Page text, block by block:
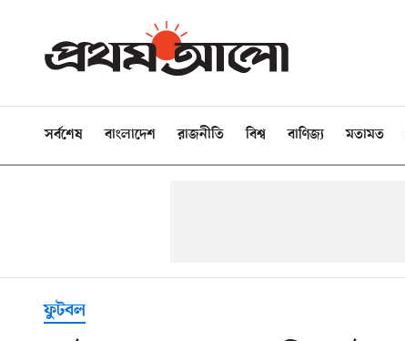
সর্বশেষ বাংলাদেশ রাজনীতি বিশ্ব বাণিজ্য মতামত
ফুটবল